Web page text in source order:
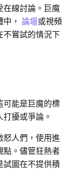
在線討論。巨魔
， 論壇或視頻
不嘗試的情況下
可能是巨魔的標
擾或爭論。
怒人們，使用進
點。儘管狂熱者
試圖在不提供積